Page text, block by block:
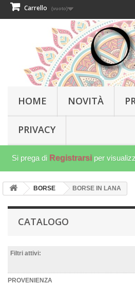
Carrello (vuoto)
HOME NOVITÀ
PRIVACY
Si prega di Registrarsi per
BORSE BORSE IN LANA
CATALOGO
Filtri attivi:
PROVENIENZA